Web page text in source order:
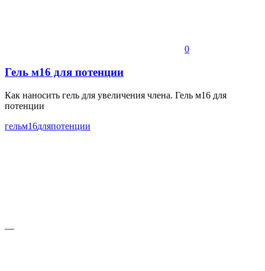
0
Гель м16 для потенции
Как наносить гель для увеличения члена. Гель м16 для
потенции
гельм16дляпотенции
—